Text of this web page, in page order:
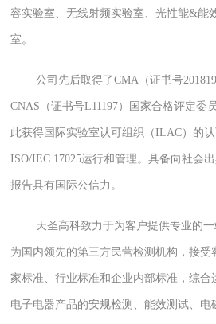
容实验室、无线射频实验室、光性能&能
室。
公司先后取得了CMA（证书号
CNAS（证书号L11197）国家合格评定委
此获得国际实验室认可组织（ILAC）的
ISO/IEC 17025运行和管理。具备向社会
报告具有国际公信力。
天圣高科致力于为客户提供专业的
为国内领先的第三方民营检测机构，接受
家标准、行业标准和企业内部标准，综
电子电器产品的安规检测 、能效测试、电